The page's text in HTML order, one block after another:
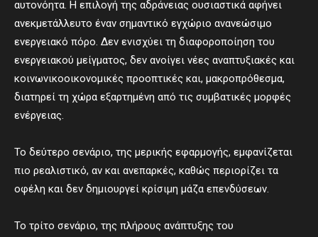
αυτονόητα. Η επιλογή της αδράνειας ουσιαστικά αφήνει
ανεκμετάλλευτο έναν σημαντικό εγχώριο ανανεώσιμο
ενεργειακό πόρο. Δεν ενισχύει τη διαφοροποίηση του
ενεργειακού μείγματος, δεν ανοίγει νέες αναπτυξιακές και
κοινωνικοοικονομικές προοπτικές και, μακροπρόθεσμα,
διατηρεί τη χώρα εξαρτημένη από τις συμβατικές μορφές
ενέργειας.
Το δεύτερο σενάριο, της μερικής εφαρμογής, εμφανίζεται
πιο ρεαλιστικό, αν και ανεπαρκές, καθώς περιορίζει τα
οφέλη και δεν δημιουργεί κρίσιμη μάζα επενδύσεων.
Το τρίτο σενάριο, της πλήρους ανάπτυξης του